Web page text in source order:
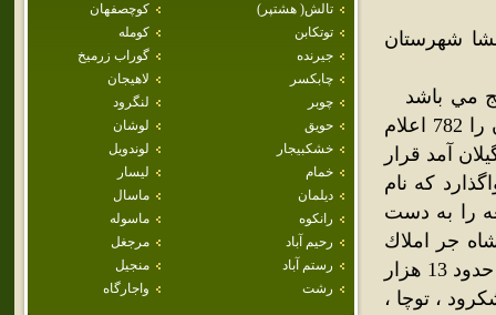
تالش( هشتپر)
كوچصفهان
توتكابن
كومله
جيرنده
گوراب زرميخ
چابكسر
لاهيجان
چوبر
لنگرود
حويق
لوشان
خشكبيجار
لوندويل
خمام
ليسار
ديلمان
ماسال
رانكوه
ماسوله
رحيم آباد
مرجغل
رستم آباد
منجيل
رشت
واجارگاه
در بخش لشت نشا شهرستان
مي باشد
قدمت لشت نشا در زمان سادات كيا در گيلان مي باشد كه زمان آن را 782 اعلام
اول به گيلان آمد قرار
كه نام
را به دست
جر املاك
خاصه شاه بود خوصوصيات جمعيتي شهر: شهر لشت نشاء با حدود 13 هزار
، توچا ،